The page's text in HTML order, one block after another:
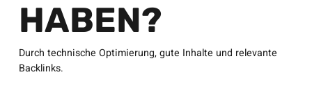
HABEN?
Durch technische Optimierung, gute Inhalte und relevante
Backlinks.